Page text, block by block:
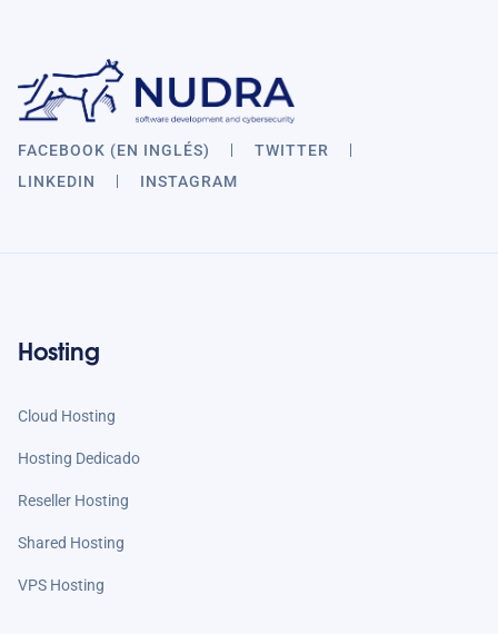
FACEBOOK (EN INGLÉS)
TWITTER
LINKEDIN
INSTAGRAM
Hosting
Cloud Hosting
Hosting Dedicado
Reseller Hosting
Shared Hosting
VPS Hosting